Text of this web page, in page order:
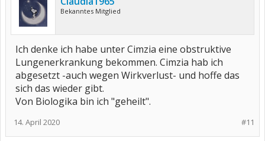
Bekanntes Mitglied
Ich denke ich habe unter Cimzia eine obstruktive
Lungenerkrankung bekommen. Cimzia hab ich
abgesetzt -auch wegen Wirkverlust- und hoffe das
sich das wieder gibt.
Von Biologika bin ich "geheilt".
#11
14. April 2020